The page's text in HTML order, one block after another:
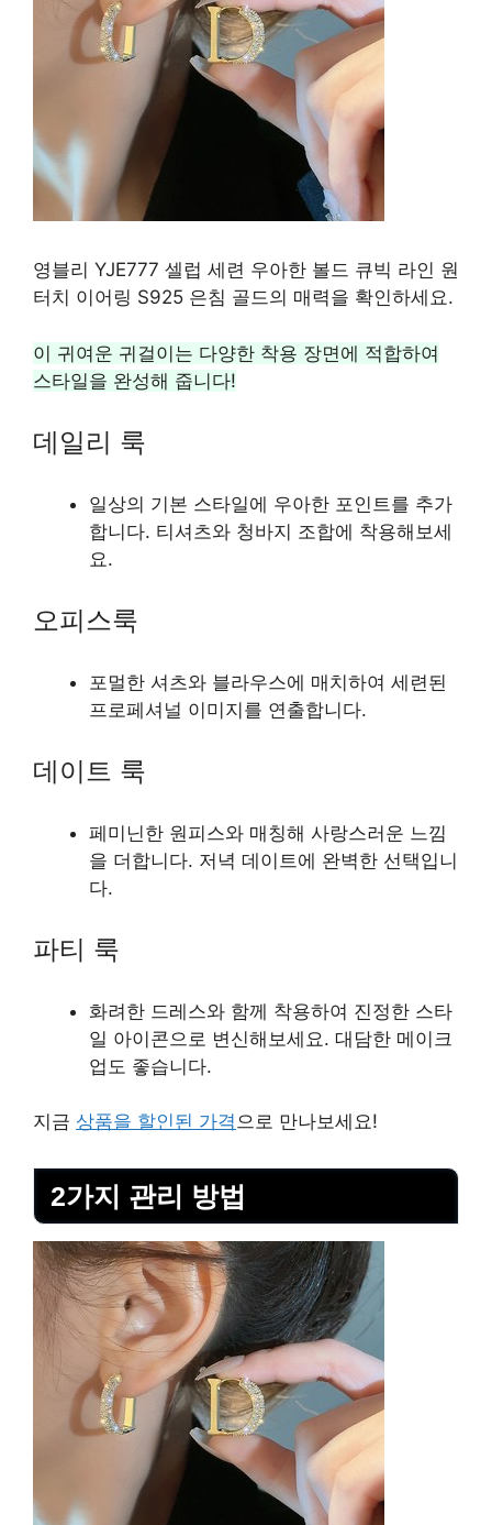
영블리 YJE777 셀럽 세련 우아한 볼드 큐빅 라인 원
터치 이어링 S925 은침 골드의 매력을 확인하세요.
이 귀여운 귀걸이는 다양한 착용 장면에 적합하여
스타일을 완성해 줍니다!
데일리 룩
일상의 기본 스타일에 우아한 포인트를 추가
합니다. 티셔츠와 청바지 조합에 착용해보세
요.
오피스룩
포멀한 셔츠와 블라우스에 매치하여 세련된
프로페셔널 이미지를 연출합니다.
데이트 룩
페미닌한 원피스와 매칭해 사랑스러운 느낌
을 더합니다. 저녁 데이트에 완벽한 선택입니
다.
파티 룩
화려한 드레스와 함께 착용하여 진정한 스타
일 아이콘으로 변신해보세요. 대담한 메이크
업도 좋습니다.
지금 상품을 할인된 가격으로 만나보세요!
2가지 관리 방법